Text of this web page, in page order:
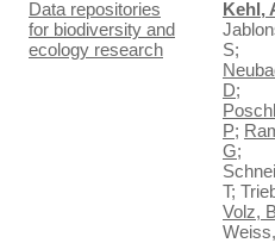
Data repositories
for biodiversity and
ecology research
Kehl,
S;
D;
P;
G;
T;
Volz, B